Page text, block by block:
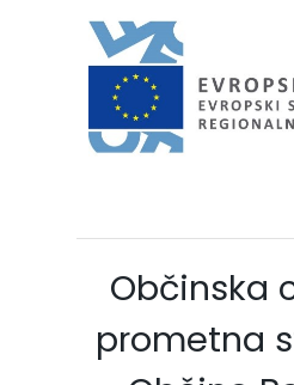
Občinska
prometna